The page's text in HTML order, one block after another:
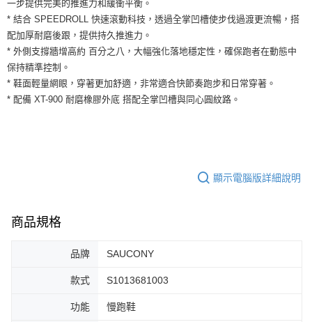
【「AFTEE先享後付」結帳流程】
１．於結帳方式選擇「AFTEE先享後付」後，將跳轉至「AFTEE先享後付」
結帳頁面，進行簡訊認證並確認金額後，即可完成結帳。
２．訂單成立數日內，您將收到繳費通知簡訊。
３．收到繳費通知簡訊後14天內，點擊此簡訊中的連結，可透過四大超商／
ATM／網路銀行／等多元方式進行付款，方視為交易完成。
※ 請注意：結帳手續完成當下不需立刻繳費，但若您需要取消訂單，請聯絡
購買商品的店家。未經商家同意取消之訂單仍視為有效，需透過AFTEE先享
權轉讓予恩沛科技股份有限公司。
２．關於個人資料處理事宜，請瀏覽以下網址：
３．未成年的使用者請事先徵得法定代理人或監護人之同意方可使用
時審查核予不同之上限額度；若仍有額度不足之情形，本公司將視審查結果
每筆NT$60，滿NT$1,500(含以上)免運費
付款後全家取貨
每筆NT$60，滿NT$1,500(含以上)免運費
7-11取貨付款
每筆NT$60，滿NT$1,500(含以上)免運費
一步提供完美的推進力和緩衝平衡。
* 結合 SPEEDROLL 快速滾動科技，透過全掌凹槽使步伐過渡更流暢，搭
配加厚耐磨後跟，提供持久推進力。
* 外側支撐牆增高約 百分之八，大幅強化落地穩定性，確保跑者在動態中
保持精準控制。
* 鞋面輕量網眼，穿著更加舒適，非常適合快節奏跑步和日常穿著。
* 配備 XT-900 耐磨橡膠外底 搭配全掌凹槽與同心圓紋路。
顯示電腦版詳細說明
商品規格
品牌 SAUCONY
款式 S1013681003
功能 慢跑鞋